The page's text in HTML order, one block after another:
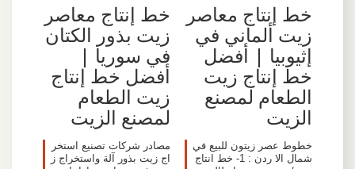
خط إنتاج معاصر
زيت ألماني في
إثيوبيا | أفضل
خط إنتاج زيت
الطعام لمصنع
الزيت
خطوط عصر زيتون للبيع في
شمال الا ردن : 1- خط انتاج
خط إنتاج معاصر
زيت بذور الكتان
في سوريا |
أفضل خط إنتاج
زيت الطعام
لمصنع الزيت
مصادر شركات تصنيع استخر
اج زيت بذور آلة واستخراج ز